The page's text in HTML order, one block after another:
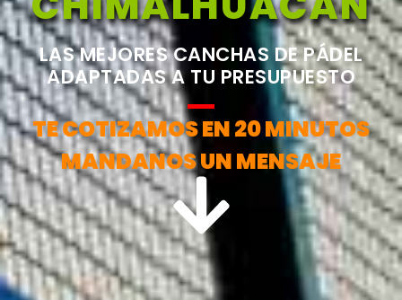
LAS MEJORES CANCHAS DE PÁDEL
ADAPTADAS A TU PRESUPUESTO
TE COTIZAMOS EN 20 MINUTOS
MANDANOS UN MENSAJE